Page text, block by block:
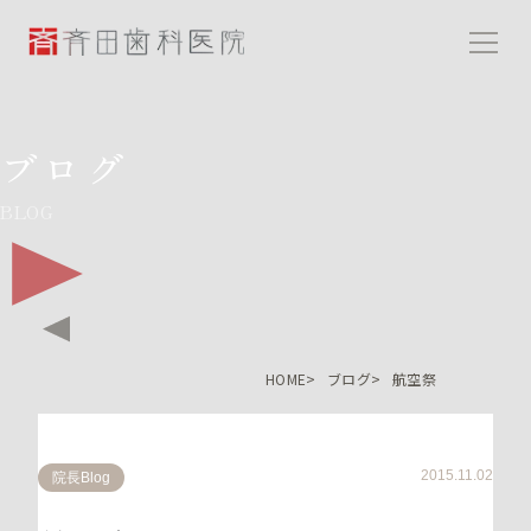
斉田歯科医院
ブログ
HOME ブログ 航空祭
院長Blog 2015.11.02